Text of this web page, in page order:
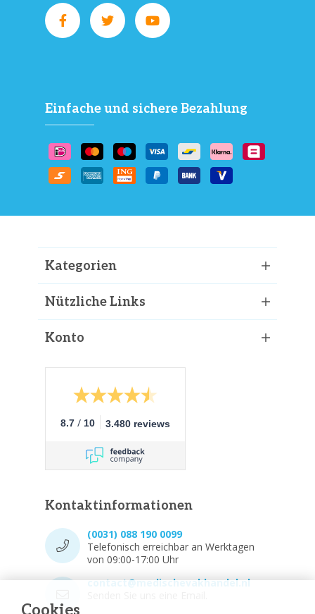
Einfache und sichere Bezahlung
Kategorien
Nützliche Links
Konto
8.7 / 10 3.480 reviews
Kontaktinformationen
(0031) 088 190 0099
Telefonisch erreichbar an Werktagen
von 09:00-17:00 Uhr
contact@medischevakhandel.nl